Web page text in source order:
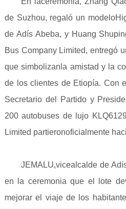
de Suzhou, regaló un
de Adís Abeba, y Huang
Bus Company Limited, entregó
que simbolizanla amistad y la
de los clientes de Etiopía. Con
Secretario del Partido y
200 autobuses de lujo
Limited partieronoficialmente
JEMALU,vicealcalde de
en la ceremonia que el lote
mejorar el viaje de los